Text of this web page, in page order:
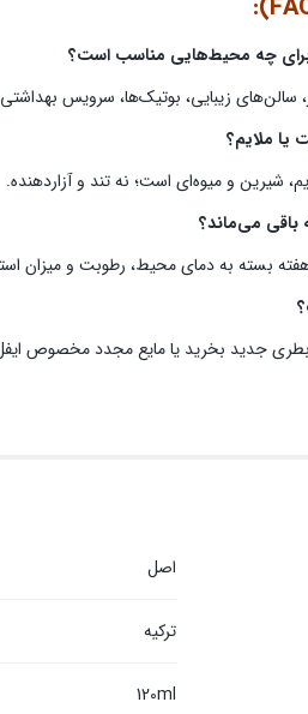
برای چه محیط‌هایی مناسب است؟
سالن‌های زیبایی، بوتیک‌ها، سرویس
یا ملایم؟
شیرین و میوه‌ای است؛ نه تند و آزاردهنده.
باقی می‌ماند؟
بطری جدید بخرید یا مایع مجدد مخصوص
اصل
ترکیه
120ml